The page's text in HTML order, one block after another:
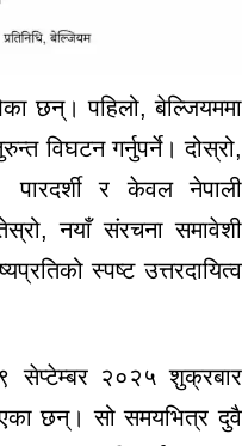
छन्। पहिलो, बेल्जियममा
विघटन गर्नुपर्ने। दोस्रो,
पारदर्शी र केवल नेपाली
नयाँ संरचना समावेशी
स्पष्ट उत्तरदायित्व
सेप्टेम्बर २०२५ शुक्रबार
छन्। सो समयभित्र दुवै